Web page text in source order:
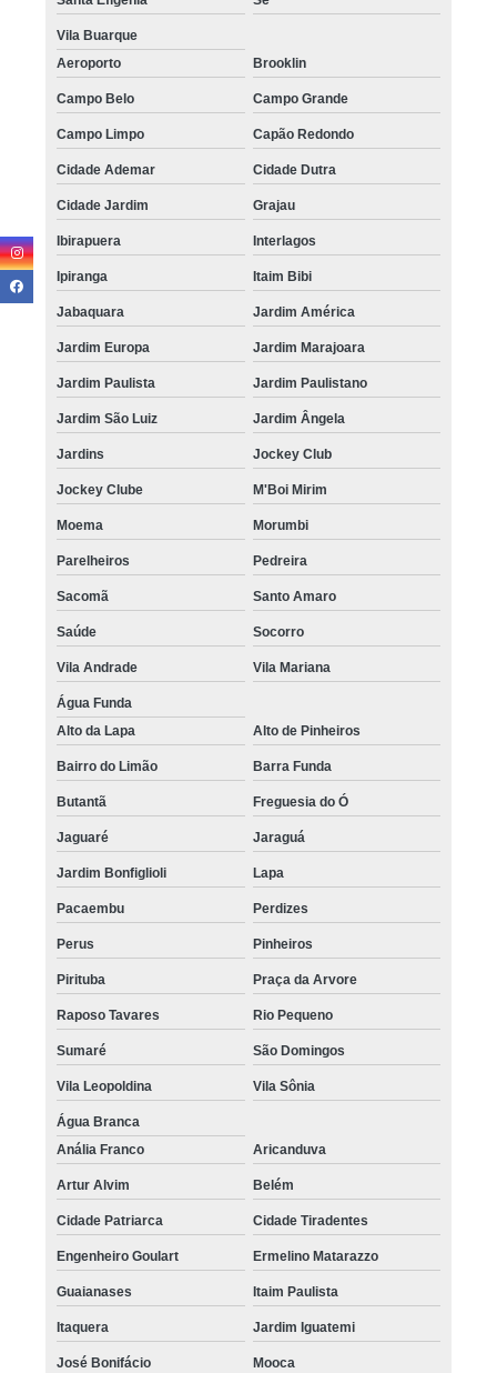
Vila Buarque
Aeroporto
Brooklin
Campo Belo Campo Grande
Campo Limpo Capão Redondo
Cidade Ademar Cidade Dutra
Cidade Jardim Grajau
Ibirapuera Interlagos
Ipiranga Itaim Bibi
Jabaquara Jardim América
Jardim Europa Jardim Marajoara
Jardim Paulista Jardim Paulistano
Jardim São Luiz Jardim Ângela
Jardins Jockey Club
Jockey Clube M'Boi Mirim
Moema Morumbi
Parelheiros Pedreira
Sacomã Santo Amaro
Saúde Socorro
Vila Andrade Vila Mariana
Água Funda
Alto da Lapa
Alto de Pinheiros
Bairro do Limão Barra Funda
Butantã Freguesia do Ó
Jaguaré Jaraguá
Jardim Bonfiglioli Lapa
Pacaembu Perdizes
Perus Pinheiros
Pirituba Praça da Arvore
Raposo Tavares Rio Pequeno
Sumaré São Domingos
Vila Leopoldina Vila Sônia
Água Branca
Anália Franco
Aricanduva
Artur Alvim Belém
Cidade Patriarca Cidade Tiradentes
Engenheiro Goulart Ermelino Matarazzo
Guaianases Itaim Paulista
Itaquera Jardim Iguatemi
José Bonifácio Mooca